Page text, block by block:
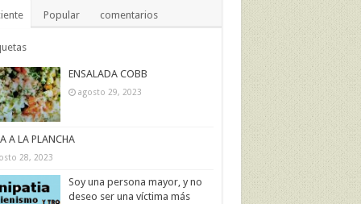
Popular comentarios
ENSALADA COBB
agosto 29, 2023
A LA PLANCHA
28, 2023
Soy una persona mayor, y no
deseo ser una víctima más